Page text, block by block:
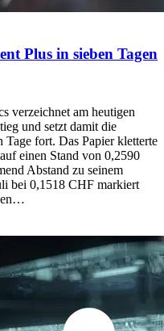
Plus in sieben Tagen
verzeichnet am heutigen
und setzt damit die
Tage fort. Das Papier kletterte
einen Stand von 0,2590
Abstand zu seinem
bei 0,1518 CHF markiert